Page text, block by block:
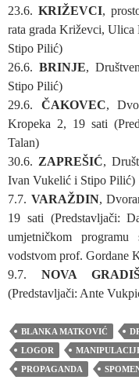
23.6. KRIŽEVCI,
rata grada Križevci, Ulica
Stipo Pilić)
26.6.BRINJE,
Stipo Pilić)
29.6. ČAKOVEC,
Kropeka 2, 19 sati
Talan)
30.6. ZAPREŠIĆ,
Ivan Vukelić i Stipo Pilić)
7.7. VARAŽDIN,
19 sati (Predstavljači:
umjetničkom
vodstvom prof. Gordane
9.7. NOVA
(Predstavljači: Ante
BLANKA MATKOVIĆ
LOGOR
PROPAGANDA